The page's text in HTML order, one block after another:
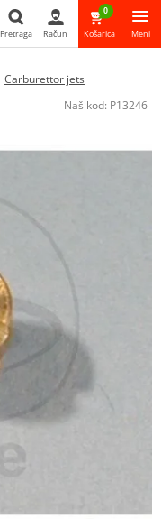
Pretraga
Pretraga Račun
0
Košarica Meni
Carburettor jets
Naš kod: P13246